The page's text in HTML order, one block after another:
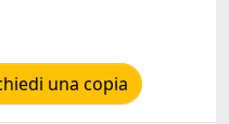
una copia